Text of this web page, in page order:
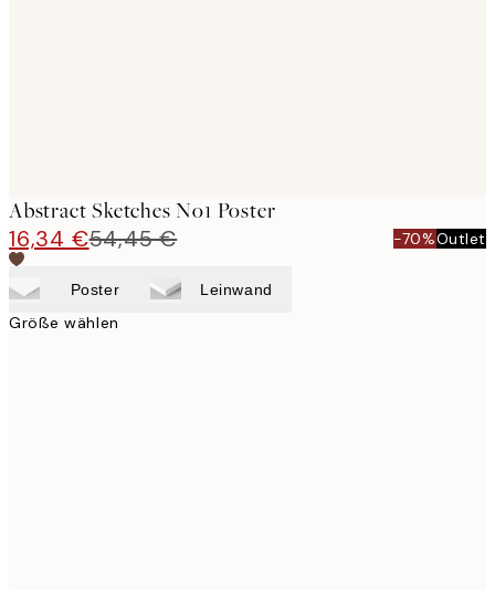
Abstract Sketches No1 Poster
16,34 €54,45 € -70%Outlet
Poster Leinwand
Größe wählen